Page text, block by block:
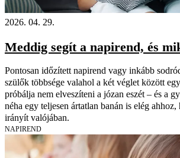
2026. 04. 29.
Meddig segít a napirend, és
Pontosan időzített napirend vagy inkább
szülők többsége valahol a két véglet között
próbálja nem elveszíteni a józan eszét – és a
néha egy teljesen ártatlan banán is elég
irányít valójában.
NAPIREND